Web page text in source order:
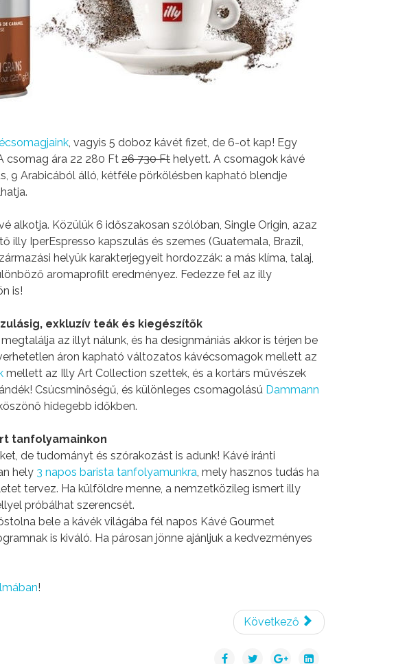
, vagyis 5 doboz kávét fizet, de 6-ot kap! Egy
csomag ára 22 280 Ft 26 730 Ft helyett. A csomagok kávé
9 Arabicából álló, kétféle pörkölésben kapható blendje
alkotja. Közülük 6 időszakosan szólóban, Single Origin, azaz
IperEspresso kapszulás és szemes (Guatemala, Brazil,
helyük karakterjegyeit hordozzák: a más klíma, talaj,
aromaprofilt eredményez. Fedezze fel az illy
is!
exkluzív teák és kiegészítők
az illyt nálunk, és ha designmániás akkor is térjen be
áron kapható változatos kávécsomagok mellett az
mellett az Illy Art Collection szettek, és a kortárs művészek
Csúcsminőségű, és különleges csomagolású Dammann
hidegebb időkben.
tanfolyamainkon
de tudományt és szórakozást is adunk! Kávé iránti
hely 3 napos barista tanfolyamunkra , mely hasznos tudás ha
tervez. Ha külföldre menne, a nemzetközileg ismert illy
próbálhat szerencsét.
bele a kávék világába fél napos Kávé Gourmet
is kiváló. Ha párosan jönne ajánljuk a kedvezményes
!
Következő